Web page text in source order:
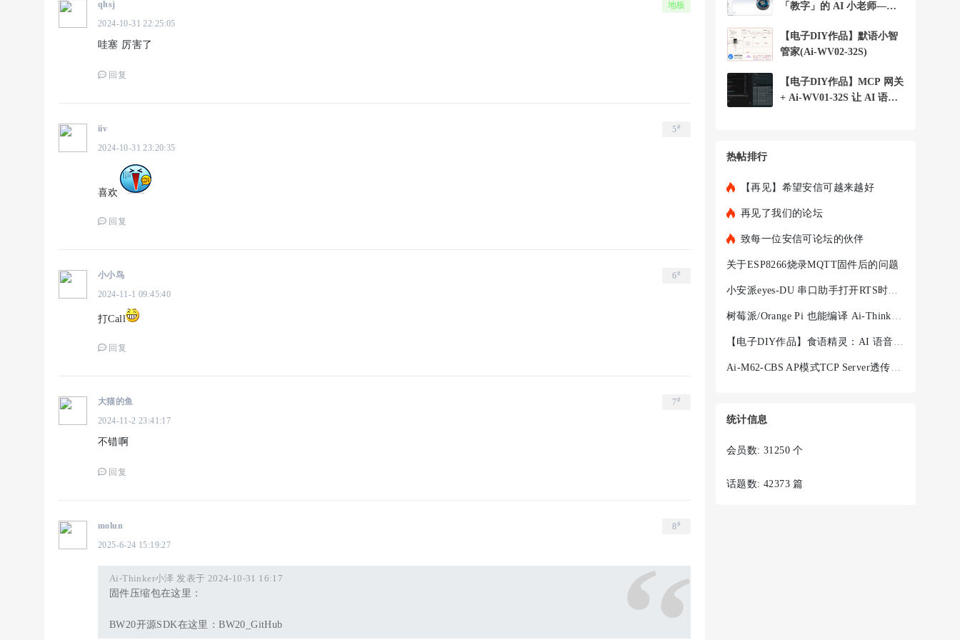
地板
qhsj
2024-10-31 22:25:05
哇塞 厉害了
回复
5#
iiv
2024-10-31 23:20:35
喜欢
回复
6#
小小鸟
2024-11-1 09:45:40
打Call
回复
7#
大猫的鱼
2024-11-2 23:41:17
不错啊
回复
8#
molun
2025-6-24 15:19:27
Ai-Thinker小泽 发表于 2024-10-31 16:17
固件压缩包在这里：
BW20开源SDK在这里：BW20_GitHub
「教字」的 AI 小老师——
【电子DIY作品】默语小智
管家(Ai-WV02-32S)
【电子DIY作品】MCP 网关
+ Ai-WV01-32S 让 AI 语音
热帖排行
【再见】希望安信可越来越好
再见了我们的论坛
致每一位安信可论坛的伙伴
关于ESP8266烧录MQTT固件后的问题
小安派eyes-DU 串口助手打开RTS时，程序就不执行
树莓派/Orange Pi 也能编译 Ai-Thinker-WB2 —— ARM 架构完整踩
【电子DIY作品】食语精灵：AI 语音菜谱终端 + Ai-WV02-32S
Ai-M62-CBS AP模式TCP Server透传失败
统计信息
会员数: 31250 个
话题数: 42373 篇